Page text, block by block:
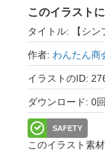
このイラスト
タイトル: 【シ
作者: わんたん商
イラストのID:
ダウンロード: 0回
SAFETY
このイラスト素